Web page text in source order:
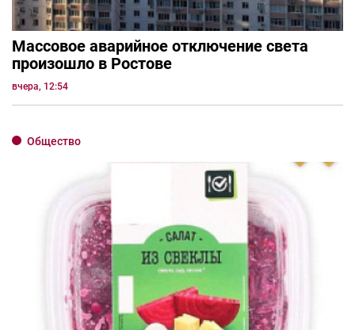
Массовое аварийное отключение света
произошло в Ростове
вчера, 12:54
Общество